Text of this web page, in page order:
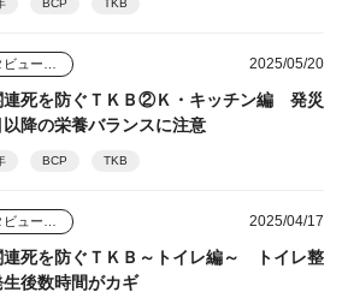
BCP TKB
2025/05/20
連死を防ぐＴＫＢ②Ｋ・キッチン編 発災
以降の栄養バランスに注意
BCP TKB
2025/04/17
連死を防ぐＴＫＢ～トイレ編～ トイレ整
後数時間がカギ